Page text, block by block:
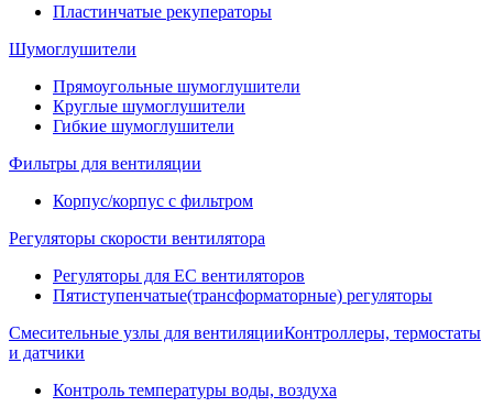
Пластинчатые рекуператоры
Шумоглушители
Прямоугольные шумоглушители
Круглые шумоглушители
Гибкие шумоглушители
Фильтры для вентиляции
Корпус/корпус с фильтром
Регуляторы скорости вентилятора
Регуляторы для EC вентиляторов
Пятиступенчатые(трансформаторные) регуляторы
Смесительные узлы для вентиляцииКонтроллеры, термостаты
и датчики
Контроль температуры воды, воздуха